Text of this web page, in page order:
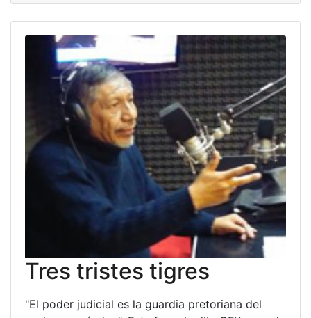
Tres tristes tigres
"El poder judicial es la guardia pretoriana del